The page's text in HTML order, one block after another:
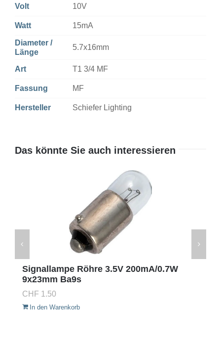
Volt 10V
Watt 15mA
Diameter /
Länge
5.7x16mm
Art T1 3/4 MF
Fassung MF
Hersteller Schiefer Lighting
Das könnte Sie auch interessieren
Signallampe Röhre 3.5V 200mA/0.7W
9x23mm Ba9s
CHF 1.50
In den Warenkorb